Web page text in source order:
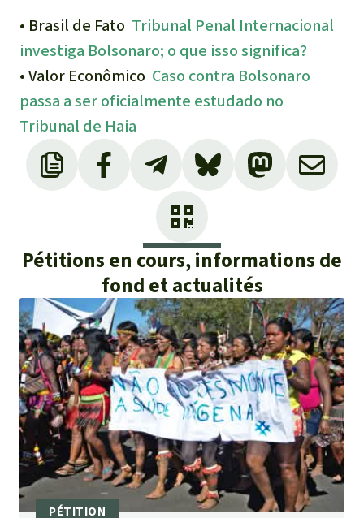
• Brasil de Fato Tribunal Penal Internacional
investiga Bolsonaro; o que isso significa?
• Valor Econômico Caso contra Bolsonaro
passa a ser oficialmente estudado no
Tribunal de Haia
Pétitions en cours, informations de
fond et actualités